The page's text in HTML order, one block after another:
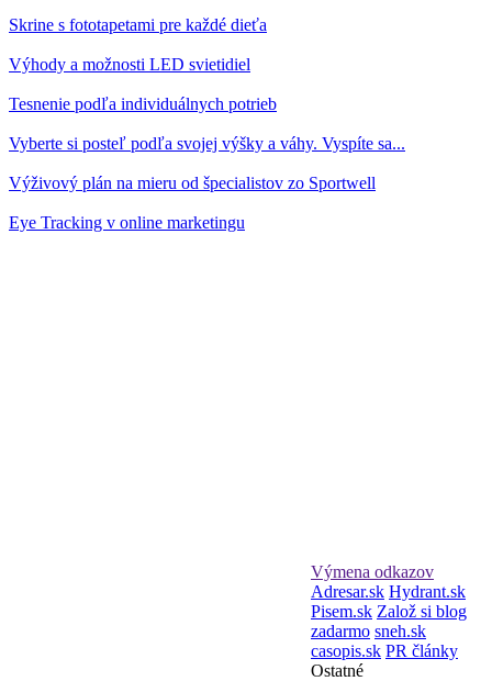
Skrine s fototapetami pre každé dieťa
Výhody a možnosti LED svietidiel
Tesnenie podľa individuálnych potrieb
Vyberte si posteľ podľa svojej výšky a váhy. Vyspíte sa...
Výživový plán na mieru od špecialistov zo Sportwell
Eye Tracking v online marketingu
Výmena odkazov
Adresar.sk Hydrant.sk
Pisem.sk Založ si blog
zadarmo sneh.sk
casopis.sk PR články
Ostatné